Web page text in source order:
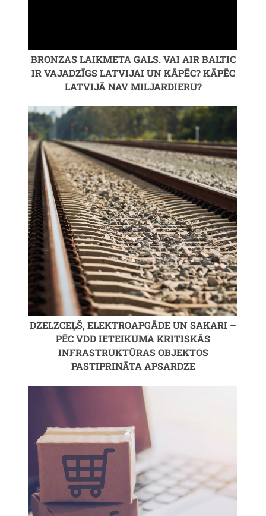
BRONZAS LAIKMETA GALS. VAI AIR BALTIC
IR VAJADZĪGS LATVIJAI UN KĀPĒC? KĀPĒC
LATVIJĀ NAV MILJARDIERU?
DZELZCEĻŠ, ELEKTROAPGĀDE UN SAKARI –
PĒC VDD IETEIKUMA KRITISKĀS
INFRASTRUKTŪRAS OBJEKTOS
PASTIPRINĀTA APSARDZE